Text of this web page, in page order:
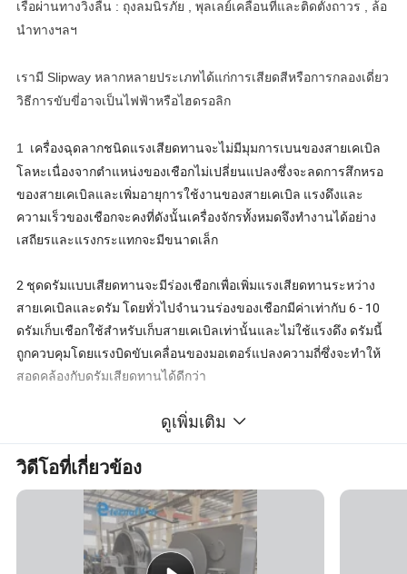
เรือผ่านทางวิ่งลื่น : ถุงลมนิรภัย , พุลเลย์เคลื่อนที่และติดตั้งถาวร , ล้อ
นำทางฯลฯ
เรามี Slipway หลากหลายประเภทได้แก่การเสียดสีหรือการกลองเดี่ยว
วิธีการขับขี่อาจเป็นไฟฟ้าหรือไฮดรอลิก
1
เครื่องฉุดลากชนิดแรงเสียดทานจะไม่มีมุมการเบนของสายเคเบิล
โลหะเนื่องจากตำแหน่งของเชือกไม่เปลี่ยนแปลงซึ่งจะลดการสึกหรอ
ของสายเคเบิลและเพิ่มอายุการใช้งานของสายเคเบิล แรงดึงและ
ความเร็วของเชือกจะคงที่ดังนั้นเครื่องจักรทั้งหมดจึงทำงานได้อย่าง
เสถียรและแรงกระแทกจะมีขนาดเล็ก
2 ชุดดรัมแบบเสียดทานจะมีร่องเชือกเพื่อเพิ่มแรงเสียดทานระหว่าง
สายเคเบิลและดรัม โดยทั่วไปจำนวนร่องของเชือกมีค่าเท่ากับ 6 - 10
ดรัมเก็บเชือกใช้สำหรับเก็บสายเคเบิลเท่านั้นและไม่ใช้แรงดึง ดรัมนี้
ถูกควบคุมโดยแรงบิดขับเคลื่อนของมอเตอร์แปลงความถี่ซึ่งจะทำให้
สอดคล้องกับดรัมเสียดทานได้ดีกว่า
คุณสมบัติของรายการสลิปชัยชนะ
Eternalnalชุด Winanchs:
ไฟฟ้า , กำลังไฮดรอลิค
ตัวเลือกการควบคุมต่างๆ ( รีโมทคอนโทรลในตัว )
ความ เร็วเดียวความเร็วสองระดับหรือความเร็วแปรผันคือ 3
ดูเพิ่มเติม
วิดีโอที่เกี่ยวข้อง